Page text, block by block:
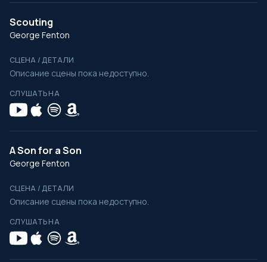
Scouting
George Fenton
СЦЕНА / ДЕТАЛИ
Описание сцены пока недоступно.
СЛУШАТЬ НА
A Son for a Son
George Fenton
СЦЕНА / ДЕТАЛИ
Описание сцены пока недоступно.
СЛУШАТЬ НА